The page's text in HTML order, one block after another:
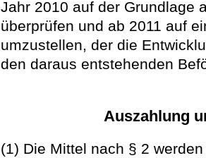
Jahr 2010 auf der Grundlage
überprüfen und ab 2011 auf
umzustellen, der die
den daraus entstehenden
Auszahlung
(1) Die Mittel nach § 2